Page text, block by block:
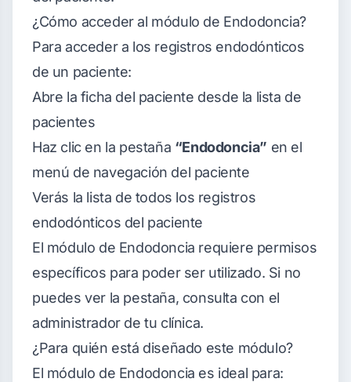
¿Cómo acceder al módulo de Endodoncia?
Para acceder a los registros endodónticos
de un paciente:
Abre la ficha del paciente desde la lista de
pacientes
Haz clic en la pestaña “Endodoncia” en el
menú de navegación del paciente
Verás la lista de todos los registros
endodónticos del paciente
El módulo de Endodoncia requiere permisos
específicos para poder ser utilizado. Si no
puedes ver la pestaña, consulta con el
administrador de tu clínica.
¿Para quién está diseñado este módulo?
El módulo de Endodoncia es ideal para: